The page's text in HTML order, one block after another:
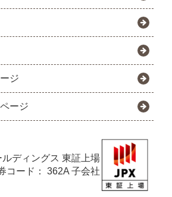
ジ
ージ
ディングス 東証上場
コード： 362A 子会社